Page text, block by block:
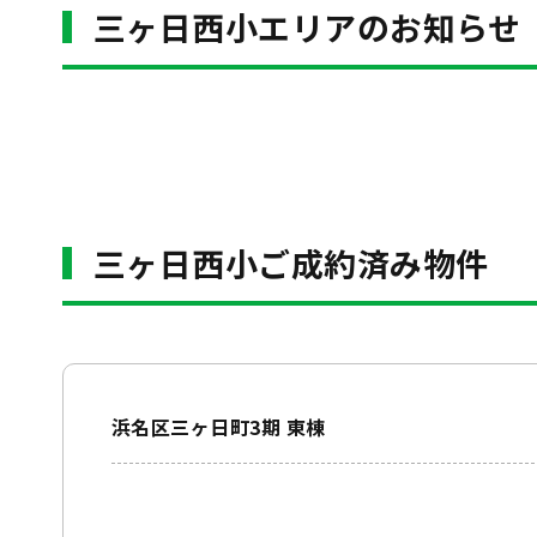
三ヶ日西小エリアのお知らせ
三ヶ日西小ご成約済み物件
浜名区三ヶ日町3期 東棟